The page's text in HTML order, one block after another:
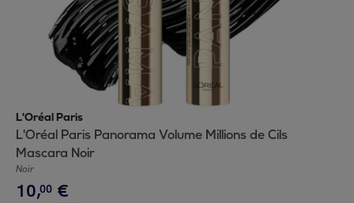
L'Oréal Paris
L'Oréal Paris Panorama Volume Millions de Cils
Mascara Noir
Noir
10,00 €